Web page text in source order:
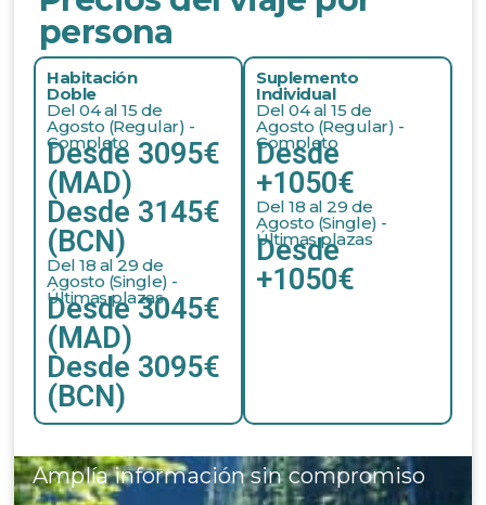
persona
Habitación
Doble
Del 04 al 15 de
Agosto (Regular) -
Completo
Desde 3095€
(MAD)
Desde 3145€
(BCN)
Del 18 al 29 de
Agosto (Single) -
Últimas plazas
Desde 3045€
(MAD)
Desde 3095€
(BCN)
Suplemento
Individual
Del 04 al 15 de
Agosto (Regular) -
Completo
Desde
+1050€
Del 18 al 29 de
Agosto (Single) -
Últimas plazas
Desde
+1050€
Amplía información sin compromiso